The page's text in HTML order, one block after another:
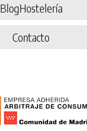
BlogHostelería
Contacto